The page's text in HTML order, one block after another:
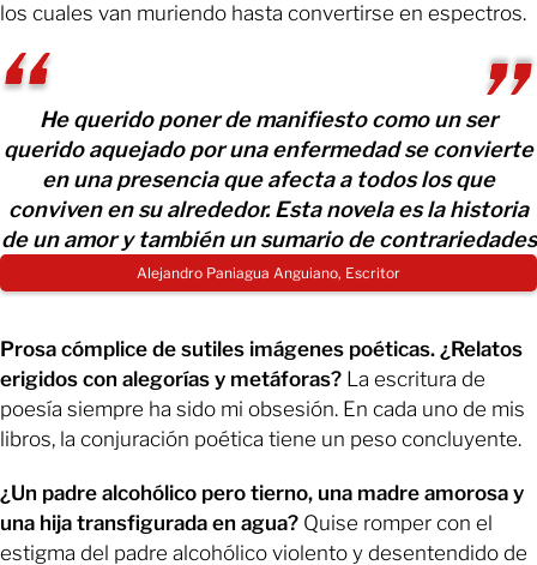
los cuales van muriendo hasta convertirse en espectros.
He querido poner de manifiesto como un ser
querido aquejado por una enfermedad se convierte
en una presencia que afecta a todos los que
conviven en su alrededor. Esta novela es la historia
de un amor y también un sumario de contrariedades
Alejandro Paniagua Anguiano, Escritor
Prosa cómplice de sutiles imágenes poéticas. ¿Relatos
erigidos con alegorías y metáforas? La escritura de
poesía siempre ha sido mi obsesión. En cada uno de mis
libros, la conjuración poética tiene un peso concluyente.
¿Un padre alcohólico pero tierno, una madre amorosa y
una hija transfigurada en agua? Quise romper con el
estigma del padre alcohólico violento y desentendido de